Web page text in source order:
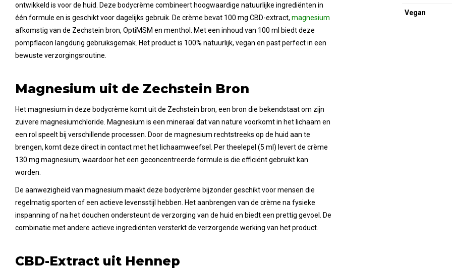
ontwikkeld is voor de huid. Deze bodycrème combineert hoogwaardige natuurlijke ingrediënten in
één formule en is geschikt voor dagelijks gebruik. De crème bevat 100 mg CBD-extract, magnesium
afkomstig van de Zechstein bron, OptiMSM en menthol. Met een inhoud van 100 ml biedt deze
pompflacon langdurig gebruiksgemak. Het product is 100% natuurlijk, vegan en past perfect in een
bewuste verzorgingsroutine.
Magnesium uit de Zechstein Bron
Het magnesium in deze bodycrème komt uit de Zechstein bron, een bron die bekendstaat om zijn
zuivere magnesiumchloride. Magnesium is een mineraal dat van nature voorkomt in het lichaam en
een rol speelt bij verschillende processen. Door de magnesium rechtstreeks op de huid aan te
brengen, komt deze direct in contact met het lichaamweefsel. Per theelepel (5 ml) levert de crème
130 mg magnesium, waardoor het een geconcentreerde formule is die efficiënt gebruikt kan
worden.
De aanwezigheid van magnesium maakt deze bodycrème bijzonder geschikt voor mensen die
regelmatig sporten of een actieve levensstijl hebben. Het aanbrengen van de crème na fysieke
inspanning of na het douchen ondersteunt de verzorging van de huid en biedt een prettig gevoel. De
combinatie met andere actieve ingrediënten versterkt de verzorgende werking van het product.
CBD-Extract uit Hennep
Vegan